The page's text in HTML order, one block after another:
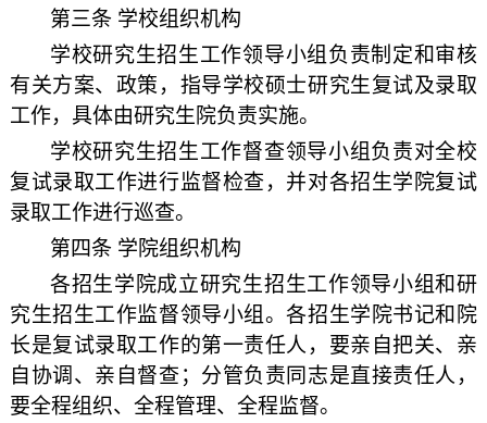
第三条 学校组织机构
学校研究生招生工作领导小组负责制定和审核
有关方案、政策，指导学校硕士研究生复试及录取
工作，具体由研究生院负责实施。
学校研究生招生工作督查领导小组负责对全校
复试录取工作进行监督检查，并对各招生学院复试
录取工作进行巡查。
第四条 学院组织机构
各招生学院成立研究生招生工作领导小组和研
究生招生工作监督领导小组。各招生学院书记和院
长是复试录取工作的第一责任人，要亲自把关、亲
自协调、亲自督查；分管负责同志是直接责任人，
要全程组织、全程管理、全程监督。